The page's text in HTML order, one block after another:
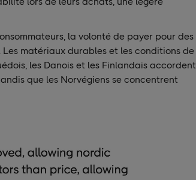
la volonté de payer pour des
matériaux durables et les conditions de
les Danois et les Finlandais accordent
que les Norvégiens se concentrent